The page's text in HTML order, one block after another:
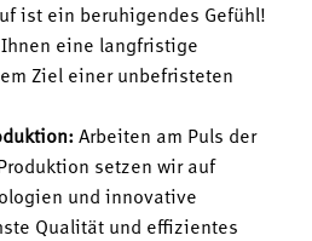
ist ein beruhigendes Gefühl!
eine langfristige
Ziel einer unbefristeten
Arbeiten am Puls der
setzen wir auf
und innovative
Qualität und effizientes